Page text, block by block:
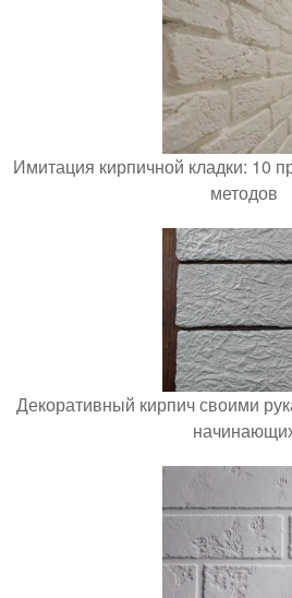
Имитация кирпичной кладки: 10
методов
Декоративный кирпич своими